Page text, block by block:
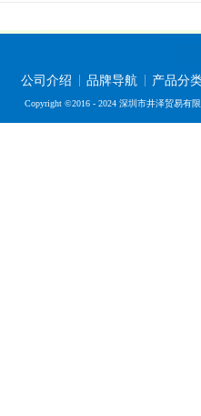
公司介绍 品牌导航 产品分
Copyright ©2016 - 2024 深圳市井泽贸易有